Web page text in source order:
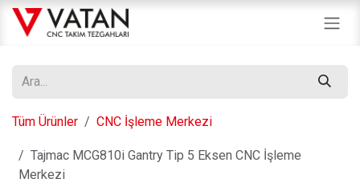
İçereği Atla
Tüm Ürünler CNC İşleme Merkezi
Tajmac MCG810i Gantry Tip 5 Eksen CNC İşleme
Merkezi